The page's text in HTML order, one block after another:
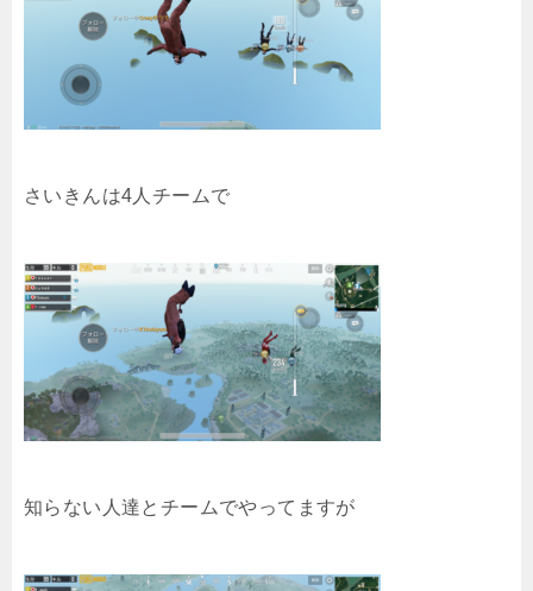
さいきんは4人チームで
知らない人達とチームでやってますが